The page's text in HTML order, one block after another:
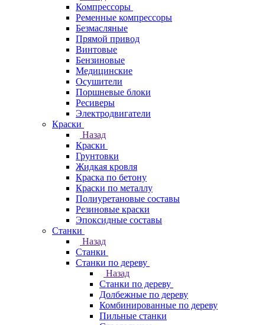
Компрессоры
Ременные компрессоры
Безмасляные
Прямой привод
Винтовые
Бензиновые
Медицинские
Осушители
Поршневые блоки
Ресиверы
Электродвигатели
Краски
Назад
Краски
Грунтовки
Жидкая кровля
Краска по бетону
Краски по металлу
Полиуретановые составы
Резиновые краски
Эпоксидные составы
Станки
Назад
Станки
Станки по дереву
Назад
Станки по дереву
Долбежные по дереву
Комбинированные по дереву
Пильные станки